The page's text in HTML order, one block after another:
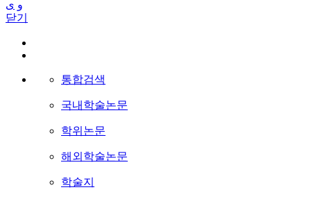
و ی
닫기
통합검색
국내학술논문
학위논문
해외학술논문
학술지